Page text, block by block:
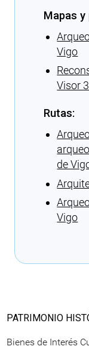
Mapas y
Vigo
Visor
Rutas:
de
Vigo
PATRIMONIO
Bienes de Interés